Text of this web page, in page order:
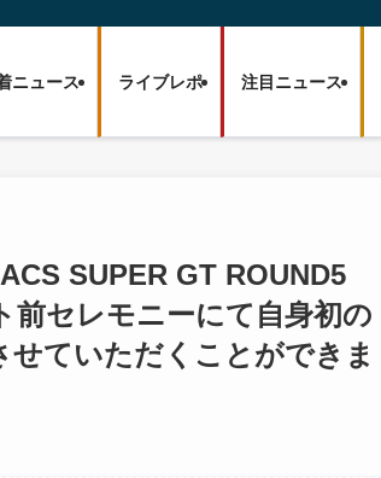
ニュース ライブレポ 注目ニュース
SUPER GT ROUND5
前セレモニーにて自身初の
せていただくことができま